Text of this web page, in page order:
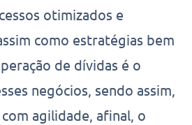
otimizados e
como estratégias bem
de dívidas é o
negócios, sendo assim,
agilidade, afinal, o